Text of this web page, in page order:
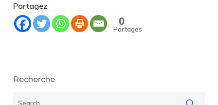
Partagez
0
Partages
Recherche